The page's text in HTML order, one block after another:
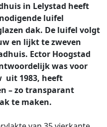
in Lelystad heeft
luifel
dak. De luifel volgt
en lijkt te zweven
Ector Hoogstad
was voor
uit 1983, heeft
– zo transparant
te maken.